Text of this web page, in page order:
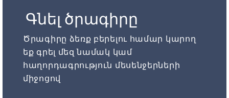
Գնել ծրագիրը
Ծրագիրը ձեռք բերելու համար կարող
եք գրել մեզ նամակ կամ
հաղորդագրություն մեսենջերների
միջոցով